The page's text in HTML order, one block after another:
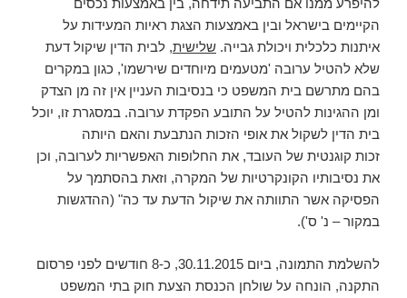
להיפרע ממנו אם התביעה תידחה, בין באמצעות נכסים
הקיימים בישראל ובין באמצעות הצגת ראיות המעידות על
איתנות כלכלית ויכולת גבייה. שלישית, לבית הדין שיקול דעת
שלא להטיל ערובה 'מטעמים מיוחדים שירשמו', כגון במקרים
בהם מתרשם בית המשפט כי בנסיבות העניין אין זה מן הצדק
ומן ההגינות להטיל על התובע הפקדת ערובה. במסגרת זו, יוכל
בית הדין לשקול את אופי הזכות הנתבעת והאם היותה
זכות קוגנטית של העובד, את החלופות האפשריות לערובה, וכן
את נסיבותיו הקונקרטיות של המקרה, וזאת בהסתמך על
הפסיקה אשר התוותה את שיקול הדעת עד כה" (ההדגשות
במקור – נ' ס').
להשלמת התמונה, ביום 30.11.2015, כ-8 חודשים לפני פרסום
התקנה, הונחה על שולחן הכנסת הצעת חוק בתי המשפט